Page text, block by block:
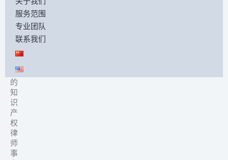
我
们
是
一
家
先
的
知
识
产
权
律
师
事
服务范围
专业团队
联系我们